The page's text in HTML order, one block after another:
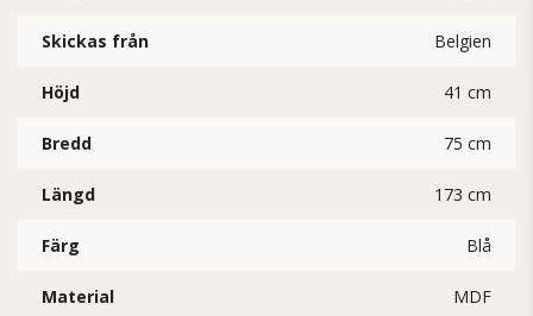
Skickas från Belgien
Höjd 41 cm
Bredd 75 cm
Längd 173 cm
Färg Blå
Material MDF